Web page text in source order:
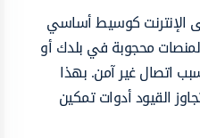
الإنترنت كوسيط أساسي
محجوبة في بلدك أو
اتصال غير آمن. بهذا
القيود أدوات تمكين